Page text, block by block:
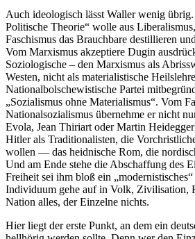
Auch ideologisch lässt Waller wenig
Politische Theorie“ wolle aus
Faschismus das Brauchbare destillieren
Vom Marxismus akzeptiere Dugin
Soziologische – den Marxismus als
Westen, nicht als materialistische
Nationalbolschewistische Partei
„Sozialismus ohne Materialismus“. Vom
Nationalsozialismus übernehme er nicht
Evola, Jean Thiriart oder Martin
Hitler als Traditionalisten, die
wollen — das heidnische Rom, die
Und am Ende stehe die Abschaffung des
Freiheit sei ihm bloß ein
Individuum gehe auf in Volk, Zivilisation,
Nation alles, der Einzelne nichts.
Hier liegt der erste Punkt, an dem ein